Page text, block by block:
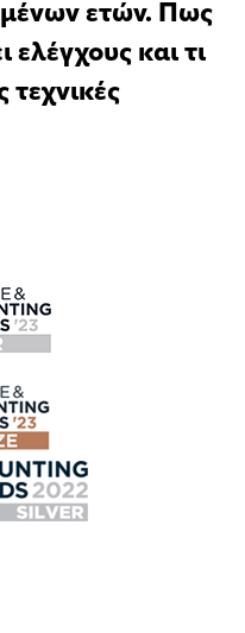
ετών. Πως
ελέγχους και τι
τεχνικές